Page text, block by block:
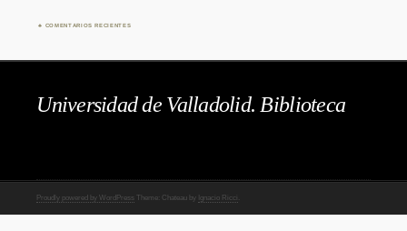
COMENTARIOS RECIENTES
Universidad de Valladolid. Biblioteca
Proudly powered by WordPress Theme: Chateau by Ignacio Ricci